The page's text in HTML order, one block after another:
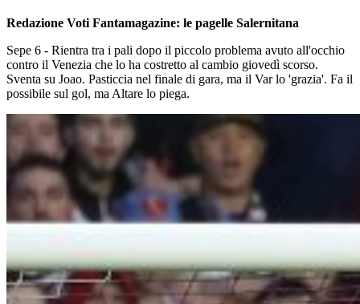
Redazione Voti Fantamagazine: le pagelle Salernitana
Sepe 6 - Rientra tra i pali dopo il piccolo problema avuto all'occhio
contro il Venezia che lo ha costretto al cambio giovedì scorso.
Sventa su Joao. Pasticcia nel finale di gara, ma il Var lo 'grazia'. Fa il
possibile sul gol, ma Altare lo piega.